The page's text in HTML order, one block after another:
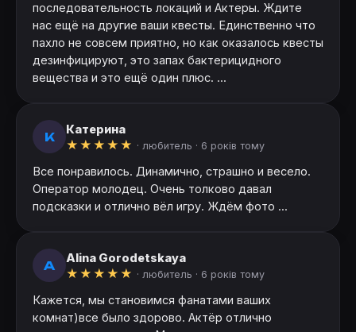
последовательность локаций и Актеры. Ждите
нас ещё на другие ваши квесты. Единственно что
пахло не совсем приятно, но как оказалось квесты
дезинфицируют, это запах бактерицидного
вещества и это ещё один плюс. ...
К
Катерина
★ ★ ★ ★ ★ · любитель · 6 років тому
Все понравилось. Динамично, страшно и весело.
Оператор молодец. Очень толково давал
подсказки и отлично вёл игру. Ждём фото ...
A
Alina Gorodetskaya
★ ★ ★ ★ ★ · любитель · 6 років тому
Кажется, мы становимся фанатами ваших
комнат)все было здорово. Актёр отлично